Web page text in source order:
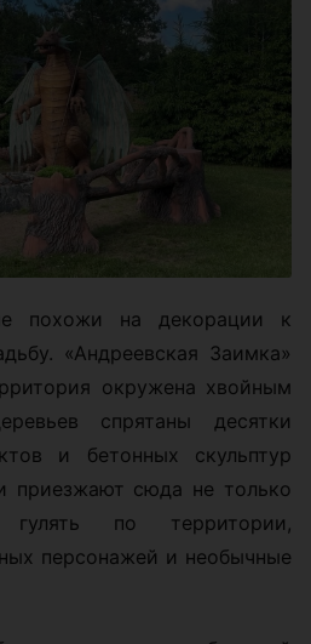
похожи на декорации к
«Андреевская Заимка»
окружена хвойным
спрятаны десятки
и бетонных скульптур
приезжают сюда не только
по территории,
персонажей и необычные